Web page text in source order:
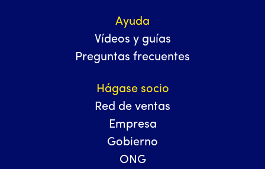
Ayuda
Vídeos y guías
Preguntas frecuentes
Hágase socio
Red de ventas
Empresa
Gobierno
ONG